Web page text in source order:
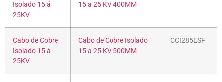
Isolado 15 á
25KV
15 a 25 KV 400MM
Cabo de Cobre
Isolado 15 á
25KV
Cabo de Cobre Isolado
15 a 25 KV 500MM
CCI285ESF